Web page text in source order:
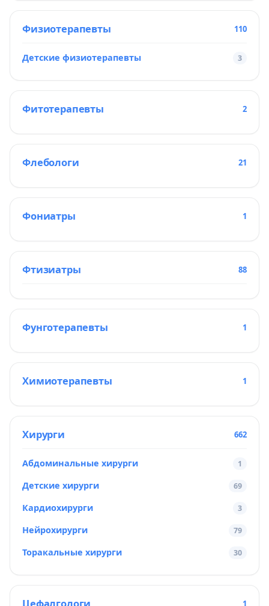
Физиотерапевты 110
Детские физиотерапевты 3
Фитотерапевты 2
Флебологи 21
Фониатры 1
Фтизиатры 88
Фунготерапевты 1
Химиотерапевты 1
Хирурги 662
Абдоминальные хирурги 1
Детские хирурги 69
Кардиохирурги 3
Нейрохирурги 79
Торакальные хирурги 30
1